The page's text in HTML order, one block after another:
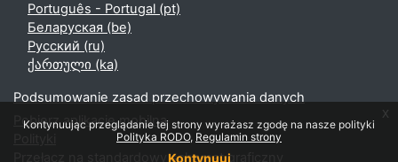
Português - Portugal ‎(pt)‎
Беларуская ‎(be)‎
Русский ‎(ru)‎
ქართული ‎(ka)‎
Podsumowanie zasad przechowywania danych
Pobierz aplikację mobilną
Przełącz na standardowy schemat graficzny
Kontynuując przeglądanie tej strony wyrażasz zgodę na nasze polityki
Polityka RODO Regulamin strony
Kontynuuj
x